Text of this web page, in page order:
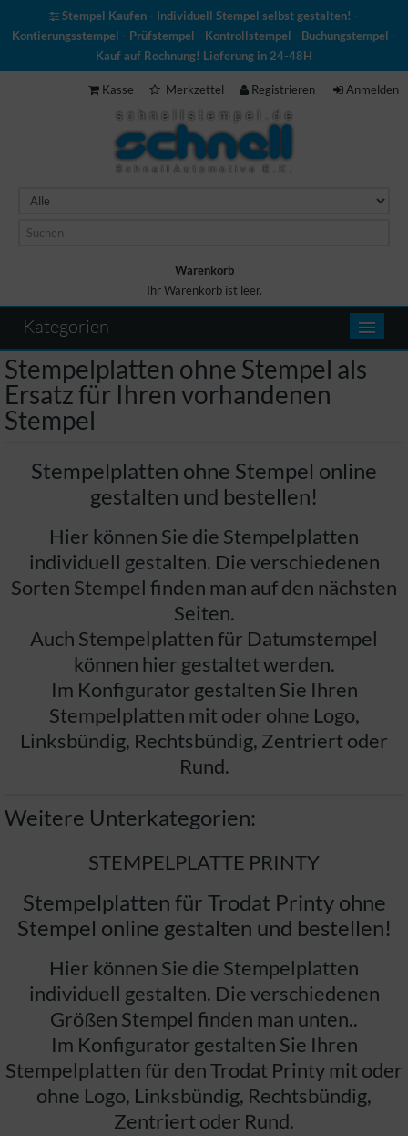
Stempel Kaufen - Individuell Stempel selbst gestalten! -
Kontierungsstempel - Prüfstempel - Kontrollstempel - Buchungstempel -
Kauf auf Rechnung! Lieferung in 24-48H
Kasse Merkzettel Registrieren Anmelden
Warenkorb
Ihr Warenkorb ist leer.
Kategorien
Stempelplatten ohne Stempel als
Ersatz für Ihren vorhandenen
Stempel
Stempelplatten ohne Stempel online
gestalten und bestellen!
Hier können Sie die Stempelplatten
individuell gestalten. Die verschiedenen
Sorten Stempel finden man auf den nächsten
Seiten.
Auch Stempelplatten für Datumstempel
können hier gestaltet werden.
Im Konfigurator gestalten Sie Ihren
Stempelplatten mit oder ohne Logo,
Linksbündig, Rechtsbündig, Zentriert oder
Rund.
Weitere Unterkategorien:
STEMPELPLATTE PRINTY
Stempelplatten für Trodat Printy ohne
Stempel online gestalten und bestellen!
Hier können Sie die Stempelplatten
individuell gestalten. Die verschiedenen
Größen Stempel finden man unten..
Im Konfigurator gestalten Sie Ihren
Stempelplatten für den Trodat Printy mit oder
ohne Logo, Linksbündig, Rechtsbündig,
Zentriert oder Rund.